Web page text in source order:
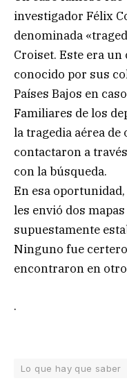
investigador Félix
denominada
Croiset. Este era
conocido por sus
Países Bajos en
Familiares de los
la tragedia aérea de
contactaron a
con la búsqueda.
En esa
les envió dos
supuestamente
Ninguno fue
encontraron en
.
Lo que hay que saber